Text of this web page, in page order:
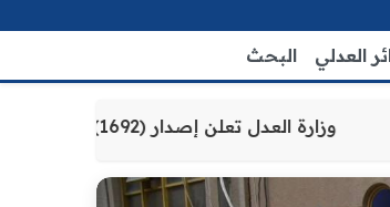
العدلي البحث
للمواطنين وزارة العدل تعلن إصدار (1692) سوارًا إلكترونيًا لنزلاء سجن الناصرية المركزي لتنظيم التعاملات المالية داخل المؤسسات الإصلاحية